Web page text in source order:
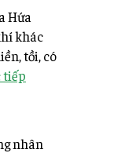
Hứa
khác
tồi, có
tiếp
nhân